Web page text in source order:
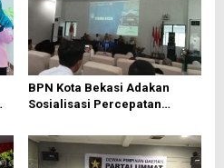
BPN Kota Bekasi Adakan
Sosialisasi Percepatan